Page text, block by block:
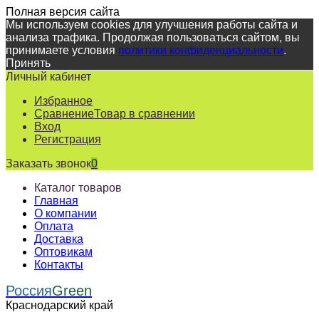
Полная версия сайта
Мы используем cookies для улучшения работы сайта и
анализа трафика. Продолжая пользоваться сайтом, вы
принимаете условия политики конфиденциальности.
Принять
Личный кабинет
Избранное
СравнениеТовар в сравнении
Вход
Регистрация
Заказать звонок0
Каталог товаров
Главная
О компании
Оплата
Доставка
Оптовикам
Контакты
РоссияGreen
Краснодарский край